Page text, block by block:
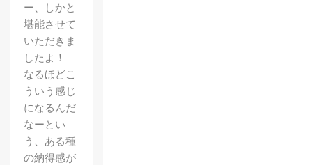
ー、しかと
堪能させて
いただきま
したよ！
なるほどこ
ういう感じ
になるんだ
なーとい
う、ある種
の納得感が